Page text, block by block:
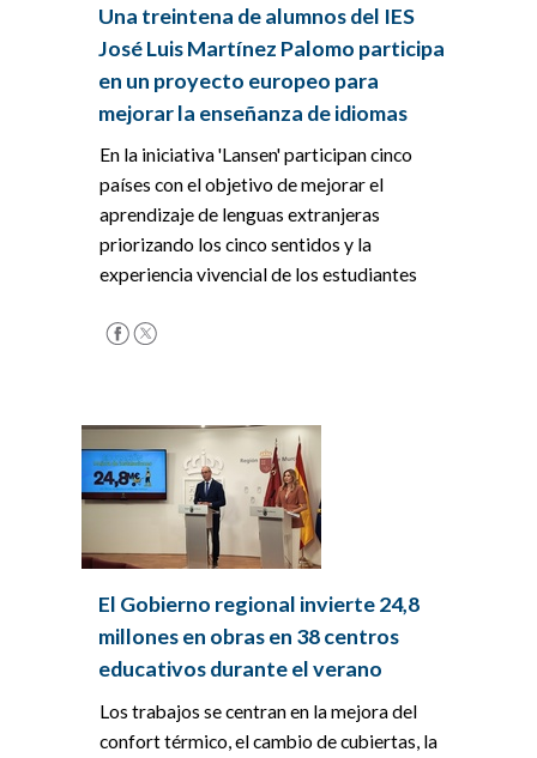
Una treintena de alumnos del IES
José Luis Martínez Palomo participa
en un proyecto europeo para
mejorar la enseñanza de idiomas
En la iniciativa 'Lansen' participan cinco
países con el objetivo de mejorar el
aprendizaje de lenguas extranjeras
priorizando los cinco sentidos y la
experiencia vivencial de los estudiantes
El Gobierno regional invierte 24,8
millones en obras en 38 centros
educativos durante el verano
Los trabajos se centran en la mejora del
confort térmico, el cambio de cubiertas, la